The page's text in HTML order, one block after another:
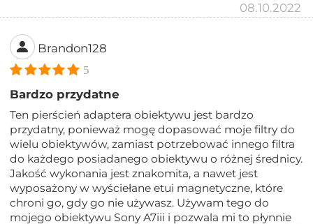
08.10.2022
Brandon128
5
Bardzo przydatne
Ten pierścień adaptera obiektywu jest bardzo
przydatny, ponieważ mogę dopasować moje filtry do
wielu obiektywów, zamiast potrzebować innego filtra
do każdego posiadanego obiektywu o różnej średnicy.
Jakość wykonania jest znakomita, a nawet jest
wyposażony w wyściełane etui magnetyczne, które
chroni go, gdy go nie używasz. Używam tego do
mojego obiektywu Sony A7iii i pozwala mi to płynnie